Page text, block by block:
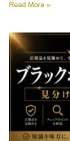
Read More »